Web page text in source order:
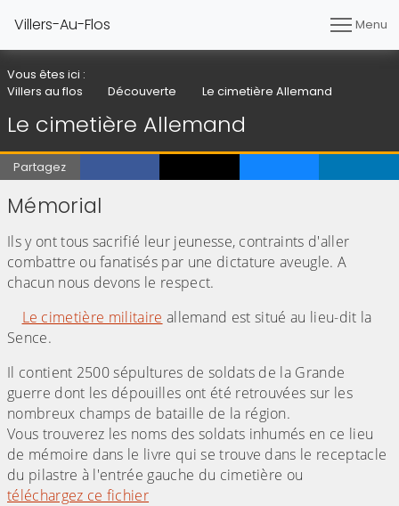
Villers-Au-Flos Menu
Vous êtes ici :
Villers au flos
Découverte Le cimetière Allemand
Le cimetière Allemand
Partagez
Mémorial
Ils y ont tous sacrifié leur jeunesse, contraints d'aller
combattre ou fanatisés par une dictature aveugle. A
chacun nous devons le respect.
Le cimetière militaire allemand est situé au lieu-dit la
Sence.
Il contient 2500 sépultures de soldats de la Grande
guerre dont les dépouilles ont été retrouvées sur les
nombreux champs de bataille de la région.
Vous trouverez les noms des soldats inhumés en ce lieu
de mémoire dans le livre qui se trouve dans le receptacle
du pilastre à l'entrée gauche du cimetière ou
téléchargez ce fichier